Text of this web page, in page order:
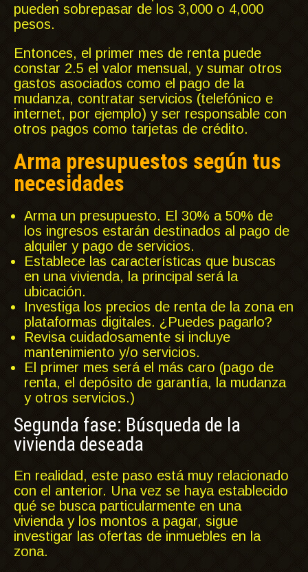
pueden sobrepasar de los 3,000 o 4,000
pesos.
Entonces, el primer mes de renta puede
constar 2.5 el valor mensual, y sumar otros
gastos asociados como el pago de la
mudanza, contratar servicios (telefónico e
internet, por ejemplo) y ser responsable con
otros pagos como tarjetas de crédito.
Arma presupuestos según tus
necesidades
Arma un presupuesto. El 30% a 50% de
los ingresos estarán destinados al pago de
alquiler y pago de servicios.
Establece las características que buscas
en una vivienda, la principal será la
ubicación.
Investiga los precios de renta de la zona en
plataformas digitales. ¿Puedes pagarlo?
Revisa cuidadosamente si incluye
mantenimiento y/o servicios.
El primer mes será el más caro (pago de
renta, el depósito de garantía, la mudanza
y otros servicios.)
Segunda fase: Búsqueda de la
vivienda deseada
En realidad, este paso está muy relacionado
con el anterior. Una vez se haya establecido
qué se busca particularmente en una
vivienda y los montos a pagar, sigue
investigar las ofertas de inmuebles en la
zona.